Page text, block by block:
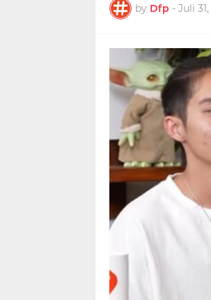
by Dfp - Juli